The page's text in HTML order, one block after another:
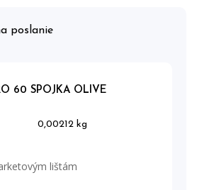
poslanie
60 SPOJKA OLIVE
0,00212 kg
lištám